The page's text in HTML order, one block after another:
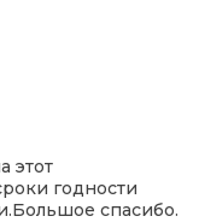
этот
годности
спасибо.